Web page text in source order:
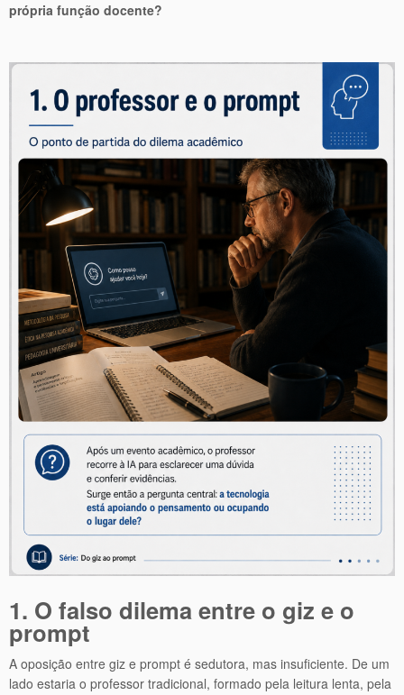
própria função docente?
1. O falso dilema entre o giz e o
prompt
A oposição entre giz e prompt é sedutora, mas insuficiente. De um
lado estaria o professor tradicional, formado pela leitura lenta, pela